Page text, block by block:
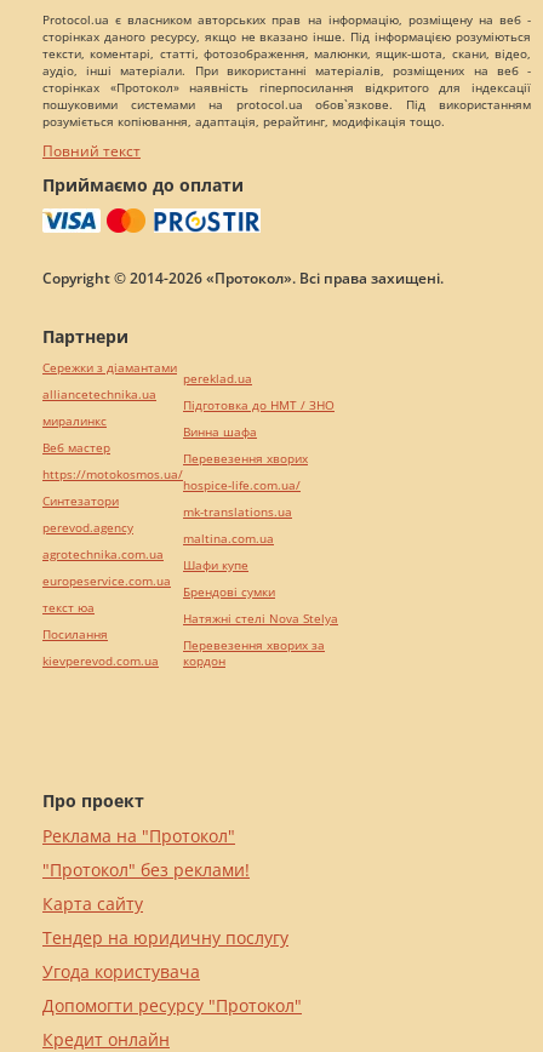
Protocol.ua є власником авторських прав на інформацію, розміщену на веб -
сторінках даного ресурсу, якщо не вказано інше. Під інформацією розуміються
тексти, коментарі, статті, фотозображення, малюнки, ящик-шота, скани, відео,
аудіо, інші матеріали. При використанні матеріалів, розміщених на веб -
сторінках «Протокол» наявність гіперпосилання відкритого для індексації
пошуковими системами на protocol.ua обов`язкове. Під використанням
розуміється копіювання, адаптація, рерайтинг, модифікація тощо.
Повний текст
Приймаємо до оплати
Copyright © 2014-2026 «Протокол». Всі права захищені.
Про проект
Реклама на "Протокол"
"Протокол" без реклами!
Карта сайту
Тендер на юридичну послугу
Угода користувача
Допомогти ресурсу "Протокол"
Кредит онлайн
Партнери
Сережки з діамантами
alliancetechnika.ua
миралинкс
Веб мастер
https://motokosmos.ua/
Синтезатори
perevod.agency
agrotechnika.com.ua
europeservice.com.ua
текст юа
Посилання
kievperevod.com.ua
pereklad.ua
Підготовка до НМТ / ЗНО
Винна шафа
Перевезення хворих
hospice-life.com.ua/
mk-translations.ua
maltina.com.ua
Шафи купе
Брендові сумки
Натяжні стелі Nova Stelya
Перевезення хворих за
кордон